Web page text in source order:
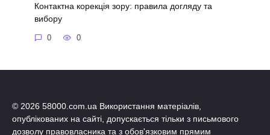
Контактна корекція зору: правила догляду та
вибору
0 0
© 2026 58000.com.ua Використання матеріалів,
опублікованих на сайті, допускається тільки з письмового
дозволу правовласника та з обов'язковим прямим